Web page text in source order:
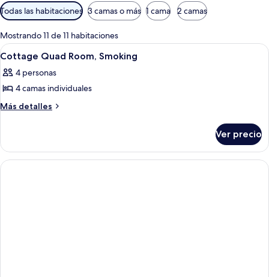
Filtros
disponibles
para
las
habitaciones
Todas las habitaciones 3 camas o más 1 cama 2 camas
Mostrando 11 de 11 habitaciones
Abrir
todas
las
fotos
de
Room,
Smoking
Una cabaña con interior de madera,
1
Cottage Quad Room, Smoking
4 personas
4 camas individuales
Más detalles
Más
Quad
Room,
Smoking
Ver precio